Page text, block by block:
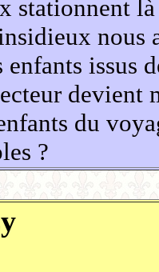
stationnent
nous
issus
devient
du
?